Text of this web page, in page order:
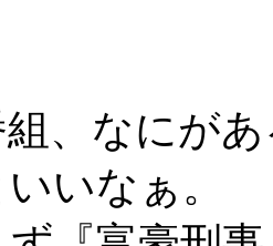
、なにが
いなぁ。